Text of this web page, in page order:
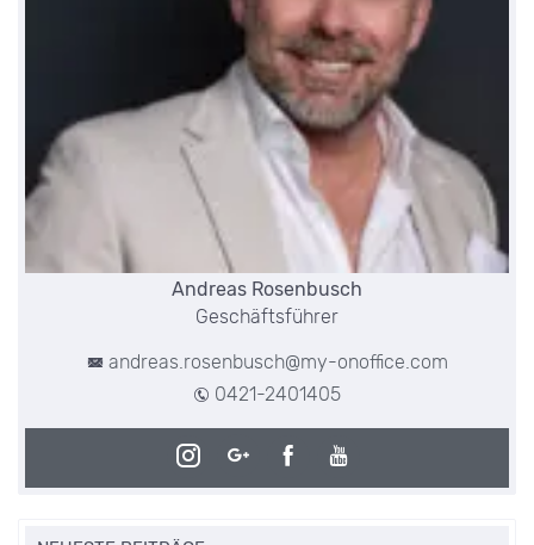
Andreas Rosenbusch
Geschäftsführer
andreas.rosenbusch@my-onoffice.com
0421-2401405